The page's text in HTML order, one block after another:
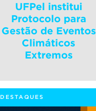
UFPel institui
Protocolo para
Gestão de Eventos
Climáticos
Extremos
DESTAQUES